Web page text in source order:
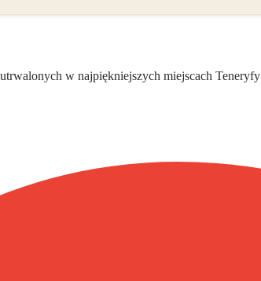
w najpiękniejszych miejscach Teneryfy